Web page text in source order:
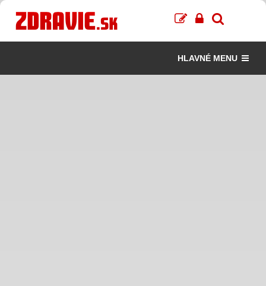
HLAVNÉ MENU